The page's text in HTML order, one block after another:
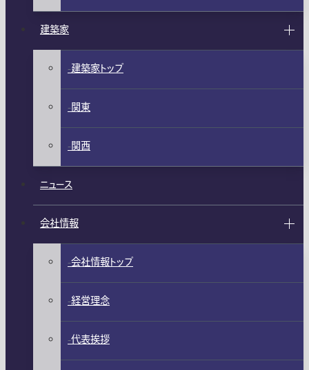
建築家
建築家トップ
関東
関西
ニュース
会社情報
会社情報トップ
経営理念
代表挨拶